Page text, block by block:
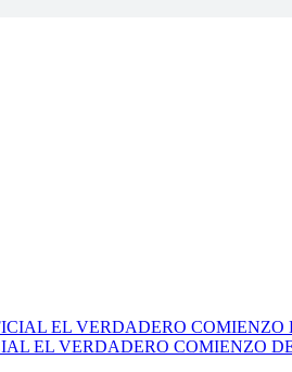
EL VERDADERO COMIENZO